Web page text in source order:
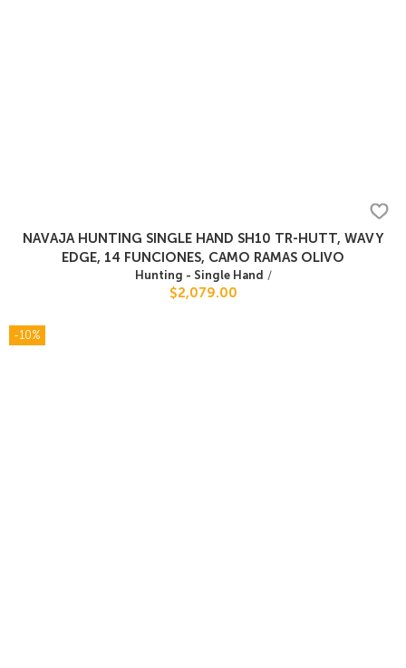
NAVAJA HUNTING SINGLE HAND SH10 TR-HUTT, WAVY
EDGE, 14 FUNCIONES, CAMO RAMAS OLIVO
Hunting - Single Hand /
$2,079.00
-10%